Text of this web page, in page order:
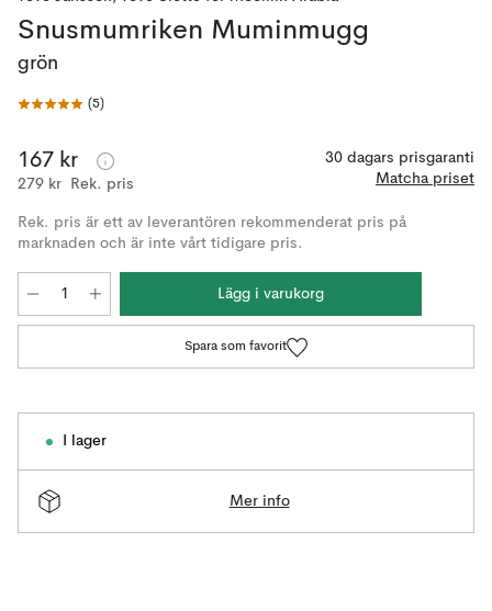
Snusmumriken Muminmugg
grön
(5)
167 kr
279 kr Rek. pris
30 dagars prisgaranti
Matcha priset
Rek. pris är ett av leverantören rekommenderat pris på
marknaden och är inte vårt tidigare pris.
Lägg i varukorg
Spara som favorit
I lager
Mer info